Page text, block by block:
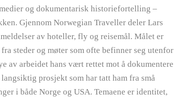
og dokumentarisk historiefortelling –
Gjennom Norwegian Traveller deler Lars
av hoteller, fly og reisemål. Målet er
steder og møter som ofte befinner seg utenfor
av arbeidet hans vært rettet mot å dokumentere
prosjekt som har tatt ham fra små
i både Norge og USA. Temaene er identitet,